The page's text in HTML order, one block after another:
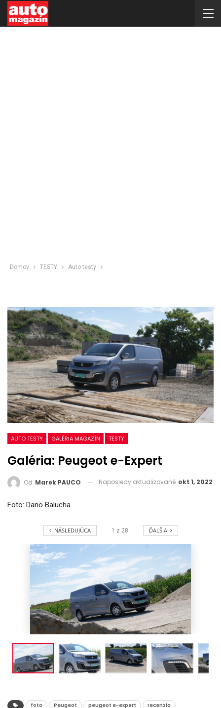
Domov TESTY Auto testy
AUTO TESTY GALÉRIA MAGAZÍN TESTY
Galéria: Peugeot e-Expert
Od Marek PAUCO Naposledy aktualizované okt 1, 2022
Foto: Dano Balucha
NÁSLEDUJÚCA 1 z 28 ĎALŠIA
foto Peugeot peugeot e-expert
recenzia